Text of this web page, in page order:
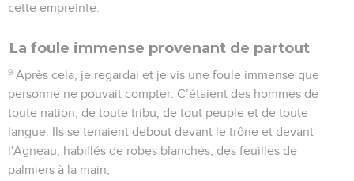
cette empreinte.
La foule immense provenant de partout
9 Après cela, je regardai et je vis une foule immense que
personne ne pouvait compter. C’étaient des hommes de
toute nation, de toute tribu, de tout peuple et de toute
langue. Ils se tenaient debout devant le trône et devant
l'Agneau, habillés de robes blanches, des feuilles de
palmiers à la main,